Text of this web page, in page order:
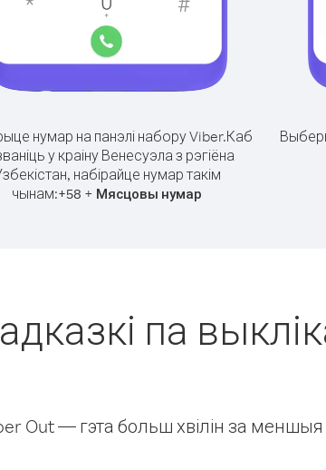
нумар на панэлі набору Viber.Каб
у краіну Венесуэла з рэгіёна
набірайце нумар такім
чынам:+58 + Мясцовы нумар
па
Out — гэта больш хвілін за